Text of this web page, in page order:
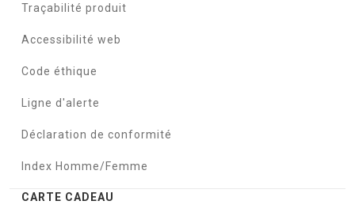
Traçabilité produit
Accessibilité web
Code éthique
Ligne d'alerte
Déclaration de conformité
Index Homme/Femme
CARTE CADEAU